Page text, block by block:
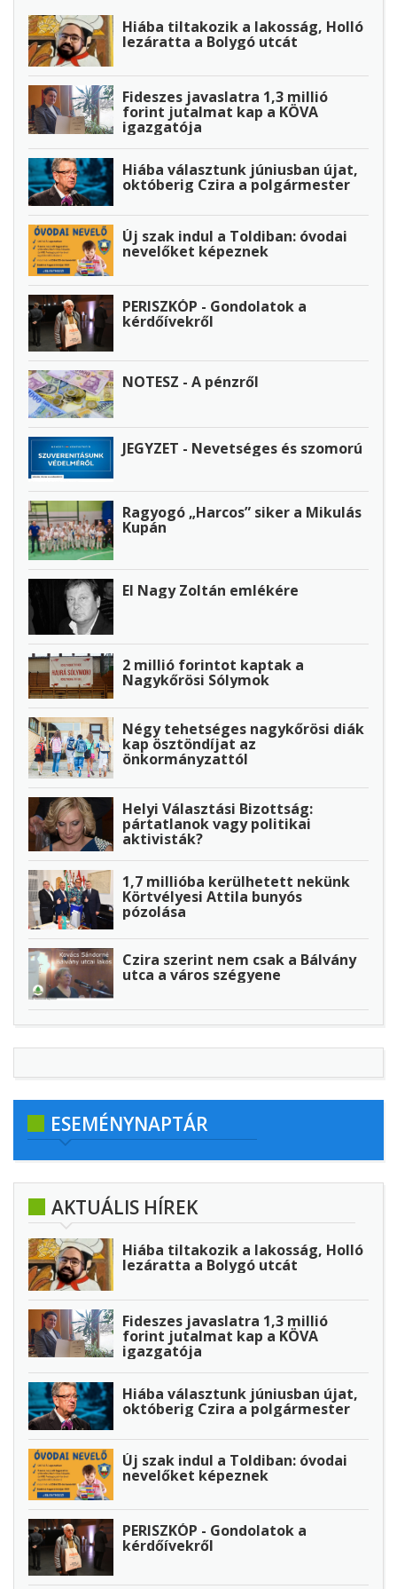
Hiába tiltakozik a lakosság, Holló
lezáratta a Bolygó utcát
Fideszes javaslatra 1,3 millió
forint jutalmat kap a KÖVA
igazgatója
Hiába választunk júniusban újat,
októberig Czira a polgármester
Új szak indul a Toldiban: óvodai
nevelőket képeznek
PERISZKÓP - Gondolatok a
kérdőívekről
NOTESZ - A pénzről
JEGYZET - Nevetséges és szomorú
Ragyogó „Harcos” siker a Mikulás
Kupán
El Nagy Zoltán emlékére
2 millió forintot kaptak a
Nagykőrösi Sólymok
Négy tehetséges nagykőrösi diák
kap ösztöndíjat az
önkormányzattól
Helyi Választási Bizottság:
pártatlanok vagy politikai
aktivisták?
1,7 millióba kerülhetett nekünk
Körtvélyesi Attila bunyós
pózolása
Czira szerint nem csak a Bálvány
utca a város szégyene
ESEMÉNYNAPTÁR
AKTUÁLIS HÍREK
Hiába tiltakozik a lakosság, Holló
lezáratta a Bolygó utcát
Fideszes javaslatra 1,3 millió
forint jutalmat kap a KÖVA
igazgatója
Hiába választunk júniusban újat,
októberig Czira a polgármester
Új szak indul a Toldiban: óvodai
nevelőket képeznek
PERISZKÓP - Gondolatok a
kérdőívekről